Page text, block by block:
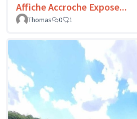
Affiche Accroche Expose...
Thomas
0 1